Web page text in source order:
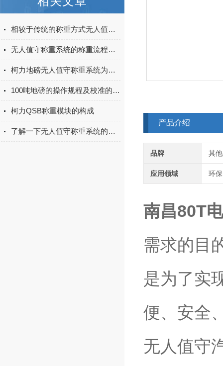
相较于传统的称重方式无人值守自动过磅系统有哪些优势呢
无人值守称重系统的称重流程你可了解？
柯力地磅无人值守称重系统为你保驾护航
100吨地磅的操作规程及校准的方法详解
柯力QSB称重模块的构成
了解一下无人值守称重系统的作用有哪些
产品介绍
品牌 其
应用领域 环
南昌80T
需求的目
是为了实
便、安全
无人值守